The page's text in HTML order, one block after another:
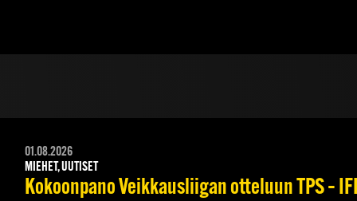
01.08.2026
MIEHET, UUTISET
Kokoonpano Veikkausliigan otteluun TPS –